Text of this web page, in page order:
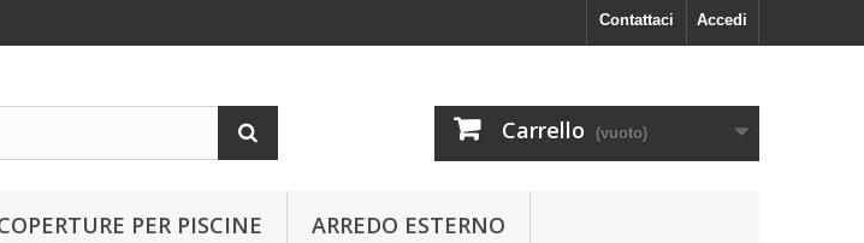
Accedi
Contattaci
Carrello (vuoto)
PER PISCINE ARREDO ESTERNO